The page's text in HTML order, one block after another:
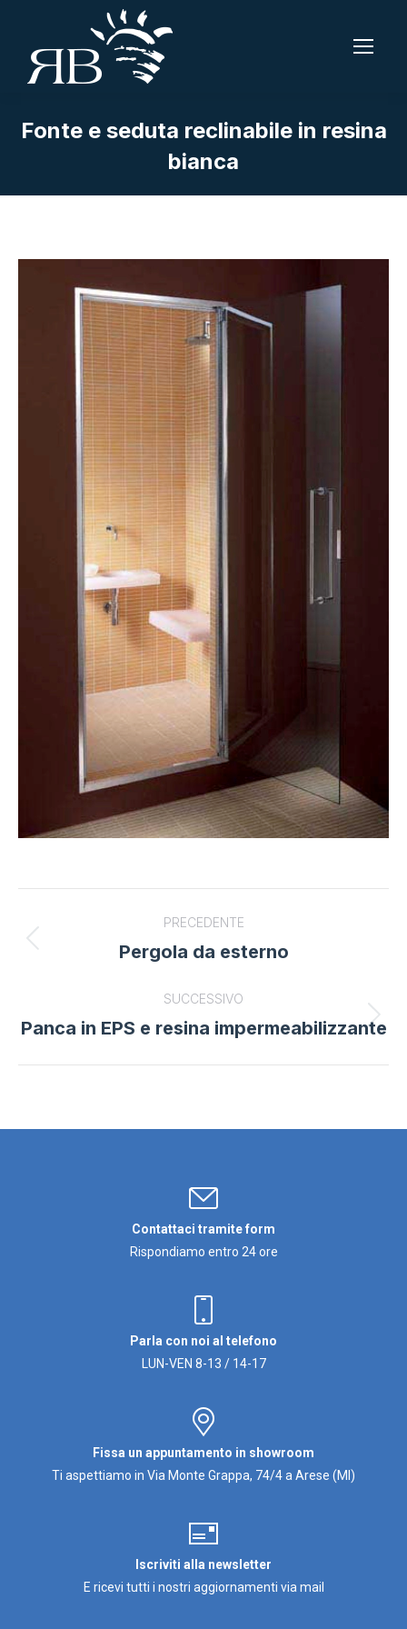
Fonte e seduta reclinabile in resina
bianca
navigation
PRECEDENTE
Previous
Pergola da esterno
SUCCESSIVO
Next
Panca in EPS e resina impermeabilizzante
Contattaci tramite form
Rispondiamo entro 24 ore
Parla con noi al telefono
LUN-VEN 8-13 / 14-17
Fissa un appuntamento in showroom
Ti aspettiamo in Via Monte Grappa, 74/4 a Arese (MI)
Iscriviti alla newsletter
E ricevi tutti i nostri aggiornamenti via mail